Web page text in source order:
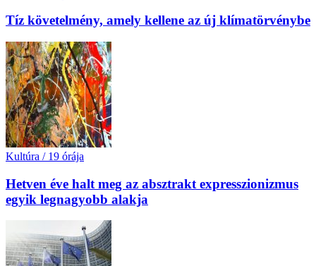
Tíz követelmény, amely kellene az új klímatörvénybe
Kultúra / 19 órája
Hetven éve halt meg az absztrakt expresszionizmus
egyik legnagyobb alakja